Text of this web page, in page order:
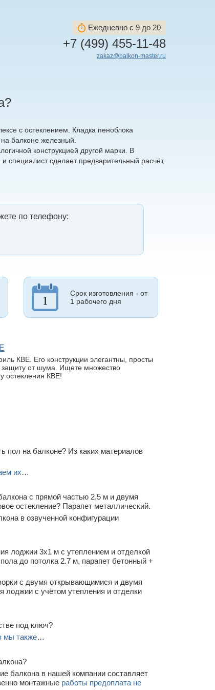
Ежедневно с 9 до 20
+7 (499) 455-11-48
zakaz@balkon-master.ru
с остеклением. Кладка пеноблока
на балконе железный.
конструкцией другой марки. В
сделает предварительный расчёт,
по телефону:
Срок изготовления - от
1 рабочего дня
КВЕ. Его конструкции элегантны, просты
от шума. Ищете множество
остекления КВЕ!
пол на балконе? Из каких материалов
их…
с прямой частью 2.5 м и двумя
остекление? Парапет металлический.
в озвученной конфигурации
лоджии 3х1 м с утеплением и отделкой
до потолка 2.7 м, парапет бетонный +
с двумя открывающимися и двумя
лоджии с учётом утепления и отделки
под ключ?
мы также…
балкона в нашей компании составляет
монтажные работы предоплата не